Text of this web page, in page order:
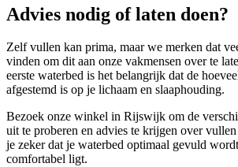
Advies nodig of laten doen?
Zelf vullen kan prima, maar we merken dat
vinden om dit aan onze vakmensen over te
eerste waterbed is het belangrijk dat de
afgestemd is op je lichaam en slaaphouding.
Bezoek onze winkel in Rijswijk om de
uit te proberen en advies te krijgen over
je zeker dat je waterbed optimaal gevuld
comfortabel ligt.